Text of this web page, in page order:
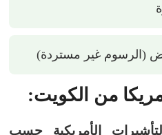
(الرسوم غير مستردة)
من الكويت:
الأمريكية حسب